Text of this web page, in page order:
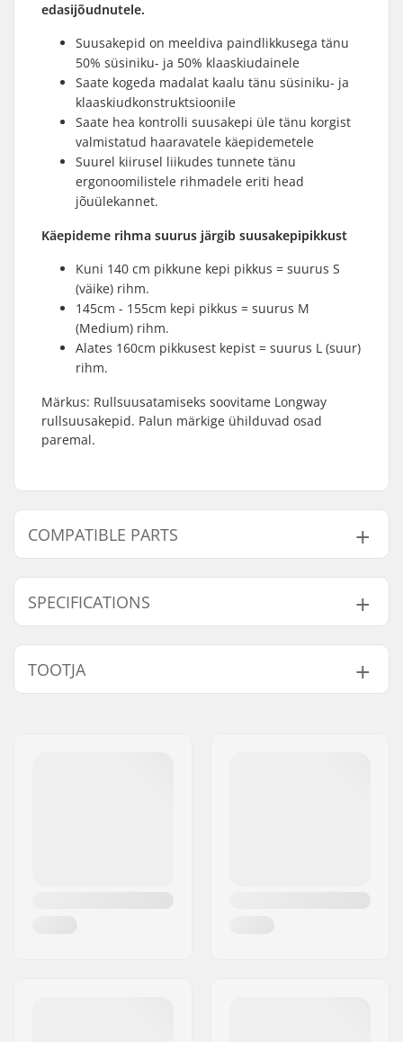
edasijõudnutele.
Suusakepid on meeldiva paindlikkusega tänu
50% süsiniku- ja 50% klaaskiudainele
Saate kogeda madalat kaalu tänu süsiniku- ja
klaaskiudkonstruktsioonile
Saate hea kontrolli suusakepi üle tänu korgist
valmistatud haaravatele käepidemetele
Suurel kiirusel liikudes tunnete tänu
ergonoomilistele rihmadele eriti head
jõuülekannet.
Käepideme rihma suurus järgib suusakepipikkust
Kuni 140 cm pikkune kepi pikkus = suurus S
(väike) rihm.
145cm - 155cm kepi pikkus = suurus M
(Medium) rihm.
Alates 160cm pikkusest kepist = suurus L (suur)
rihm.
Märkus: Rullsuusatamiseks soovitame Longway
rullsuusakepid. Palun märkige ühilduvad osad
paremal.
COMPATIBLE PARTS
Leidke ühilduvad tooted Longway 50% Carbon Cross
Country Suusakepid:
SPECIFICATIONS
Tipu läbimõõt: 10mm
TOOTJA